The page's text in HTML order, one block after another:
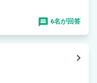
6名が回答
navigate_next